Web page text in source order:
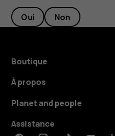
Oui Non
Boutique
À propos
Planet and people
Assistance